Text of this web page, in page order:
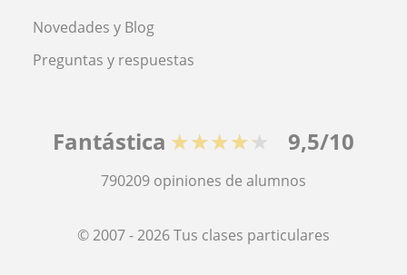
Novedades y Blog
Preguntas y respuestas
Fantástica ★★★★★ 9,5/10
790209 opiniones de alumnos
© 2007 - 2026 Tus clases particulares